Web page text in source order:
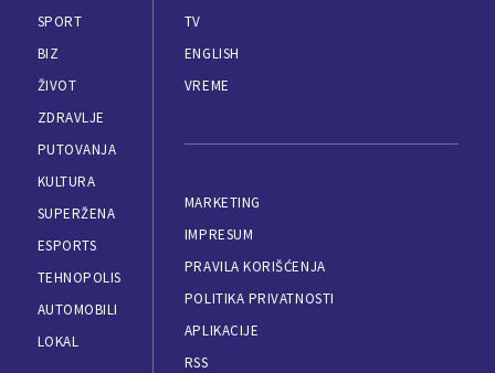
SPORT
BIZ
ŽIVOT
ZDRAVLJE
PUTOVANJA
KULTURA
SUPERŽENA
ESPORTS
TEHNOPOLIS
AUTOMOBILI
LOKAL
TV
ENGLISH
VREME
MARKETING
IMPRESUM
PRAVILA KORIŠĆENJA
POLITIKA PRIVATNOSTI
APLIKACIJE
RSS